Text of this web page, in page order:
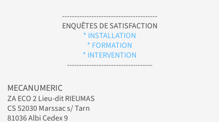
---------------------------------------
ENQUÊTES DE SATISFACTION
* INSTALLATION
* FORMATION
* INTERVENTION
-----------------------------------
MECANUMERIC
ZA ECO 2 Lieu-dit RIEUMAS
CS 52030 Marssac s/ Tarn
81036 Albi Cedex 9